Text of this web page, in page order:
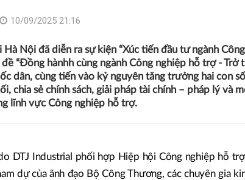
10/09/2025 21:16
Nội đã diễn ra sự kiện “Xúc tiến đầu tư ngành
“Đồng hànhh cùng ngành Công nghiệp hỗ trợ - Trở
dân, cùng tiến vào kỷ nguyên tăng trưởng hai con
chia sẻ chính sách, giải pháp tài chính – pháp lý và
lĩnh vực Công nghiệp hỗ trợ.
DTJ Industrial phối hợp Hiệp hội Công nghiệp hỗ
dự của ãnh đạo Bộ Công Thương, các chuyên gia